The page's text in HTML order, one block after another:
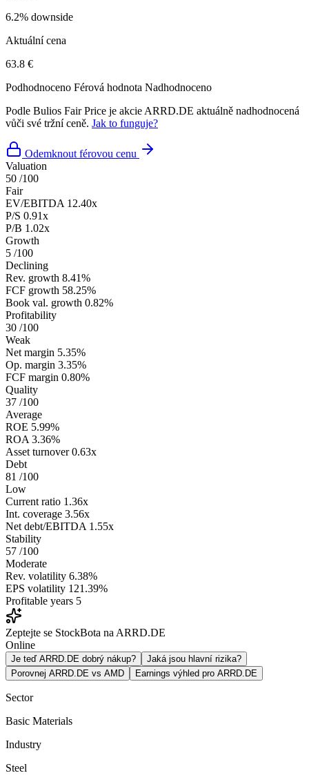
6.2% downside
Aktuální cena
63.8 €
Podhodnoceno Férová hodnota Nadhodnoceno
Podle Bulios Fair Price je akcie ARRD.DE aktuálně nadhodnocená
vůči své tržní ceně. Jak to funguje?
Odemknout férovou cenu
Valuation
50 /100
Fair
EV/EBITDA 12.40x
P/S 0.91x
P/B 1.02x
Growth
5 /100
Declining
Rev. growth 8.41%
FCF growth 58.25%
Book val. growth 0.82%
Profitability
30 /100
Weak
Net margin 5.35%
Op. margin 3.35%
FCF margin 0.80%
Quality
37 /100
Average
ROE 5.99%
ROA 3.36%
Asset turnover 0.63x
Debt
81 /100
Low
Current ratio 1.36x
Int. coverage 3.56x
Net debt/EBITDA 1.55x
Stability
57 /100
Moderate
Rev. volatility 6.38%
EPS volatility 121.39%
Profitable years 5
Zeptejte se StockBota na ARRD.DE
Online
Je teď ARRD.DE dobrý nákup?
Jaká jsou hlavní rizika?
Porovnej ARRD.DE vs AMD
Earnings výhled pro ARRD.DE
Sector
Basic Materials
Industry
Steel